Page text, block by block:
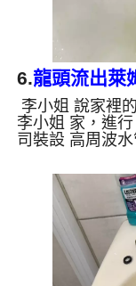
6.龍頭流出萊
李小姐 說家裡
李小姐 家，進
司裝設 高周波
了約15分，開
開始就流出白色
汁，最後變成土
量也變大了。
鏽跟泥沙堆積，
有氧化錳，管壁
石油一樣黑，有